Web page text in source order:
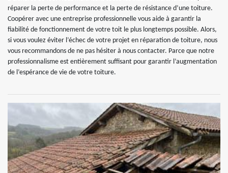
réparer la perte de performance et la perte de résistance d’une toiture.
Coopérer avec une entreprise professionnelle vous aide à garantir la
fiabilité de fonctionnement de votre toit le plus longtemps possible. Alors,
si vous voulez éviter l’échec de votre projet en réparation de toiture, nous
vous recommandons de ne pas hésiter à nous contacter. Parce que notre
professionnalisme est entièrement suffisant pour garantir l’augmentation
de l’espérance de vie de votre toiture.